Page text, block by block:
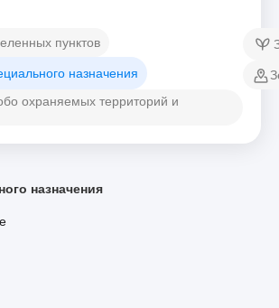
пунктов
назначения
охраняемых территорий и
назначения